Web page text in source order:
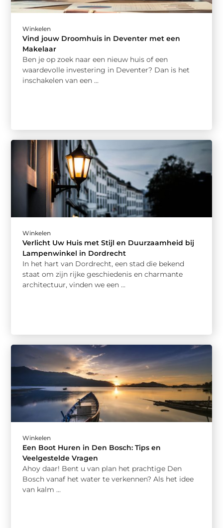
Winkelen
Vind jouw Droomhuis in Deventer met een
Makelaar
Ben je op zoek naar een nieuw huis of een
waardevolle investering in Deventer? Dan is het
inschakelen van een ...
Winkelen
Verlicht Uw Huis met Stijl en Duurzaamheid bij
Lampenwinkel in Dordrecht
In het hart van Dordrecht, een stad die bekend
staat om zijn rijke geschiedenis en charmante
architectuur, vinden we een ...
Winkelen
Een Boot Huren in Den Bosch: Tips en
Veelgestelde Vragen
Ahoy daar! Bent u van plan het prachtige Den
Bosch vanaf het water te verkennen? Als het idee
van kalm ...